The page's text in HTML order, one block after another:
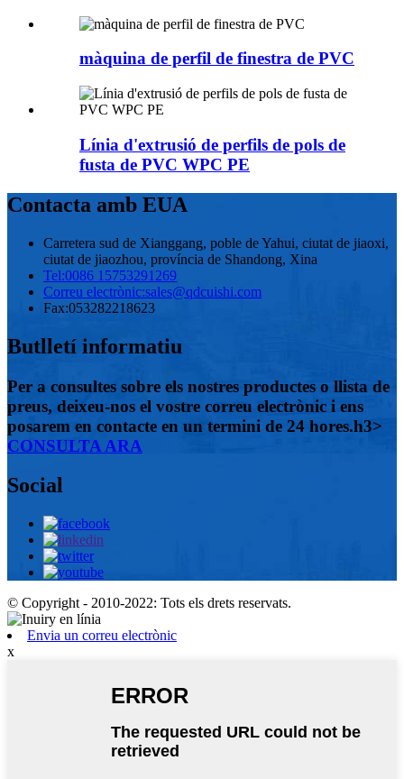
màquina de perfil de finestra de PVC
Línia d'extrusió de perfils de pols de
fusta de PVC WPC PE
Contacta amb EUA
Carretera sud de Xianggang, poble de Yahui, ciutat de jiaoxi,
ciutat de jiaozhou, província de Shandong, Xina
Tel:0086 15753291269
Correu electrònic:sales@qdcuishi.com
Fax:053282218623
Butlletí informatiu
Per a consultes sobre els nostres productes o llista de
preus, deixeu-nos el vostre correu electrònic i ens
posarem en contacte en un termini de 24 hores.h3>
CONSULTA ARA
Social
© Copyright - 2010-2022: Tots els drets reservats.
Envia un correu electrònic
x